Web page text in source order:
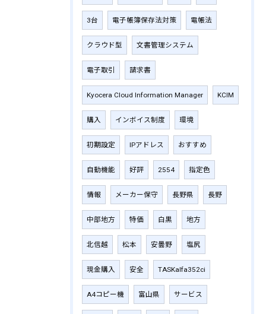
3台 電子帳簿保存法対策 電帳法
クラウド型 文書管理システム
電子取引 請求書
Kyocera Cloud Information Manager KCIM
購入 インボイス制度 環境
初期設定 IPアドレス おすすめ
自動機能 好評 2554 指定色
情報 メーカー保守 長野県 長野
中部地方 特価 白黒 地方
北信越 松本 安曇野 塩尻
現金購入 安全 TASKalfa352ci
A4コピー機 富山県 サービス